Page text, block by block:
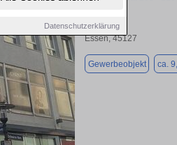
Datenschutzerklärung
Essen, 45127
Gewerbeobjekt ca.